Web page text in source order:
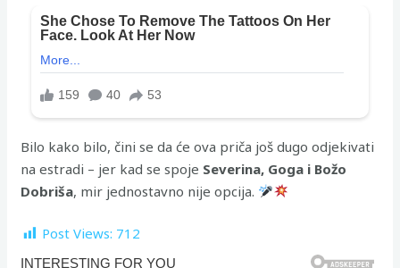
Bilo kako bilo, čini se da će ova priča još dugo odjekivati
na estradi – jer kad se spoje Severina, Goga i Božo
Dobriša, mir jednostavno nije opcija.
Post Views: 712